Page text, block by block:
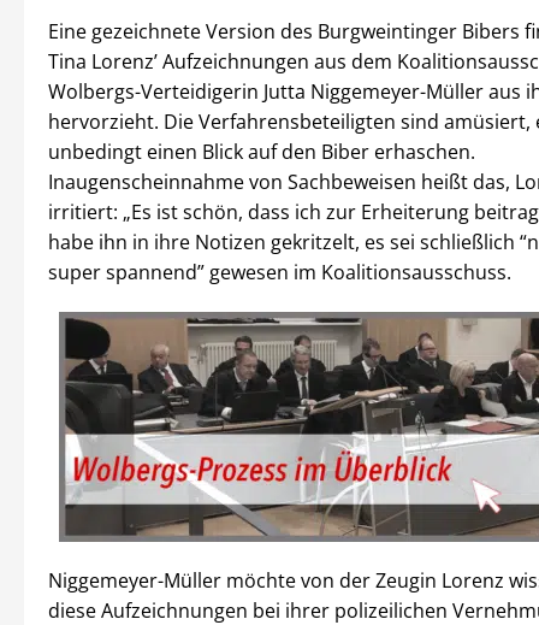
Eine gezeichnete Version des Burgweintinger Bibers
Tina Lorenz’ Aufzeichnungen aus dem
Wolbergs-Verteidigerin Jutta Niggemeyer-Müller aus
hervorzieht. Die Verfahrensbeteiligten sind amüsiert,
unbedingt einen Blick auf den Biber erhaschen.
Inaugenscheinnahme von Sachbeweisen heißt das,
irritiert: „Es ist schön, dass ich zur Erheiterung
habe ihn in ihre Notizen gekritzelt, es sei schließlich
super spannend” gewesen im Koalitionsausschuss.
Niggemeyer-Müller möchte von der Zeugin Lorenz
diese Aufzeichnungen bei ihrer polizeilichen